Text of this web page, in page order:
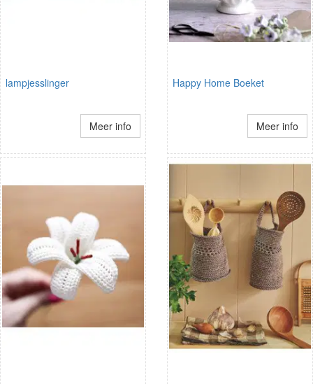
lampjesslinger
Meer info
Happy Home Boeket
Meer info